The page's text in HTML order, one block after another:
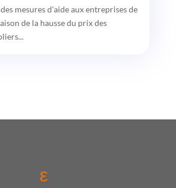
mesures d'aide aux entreprises de
de la hausse du prix des
ε